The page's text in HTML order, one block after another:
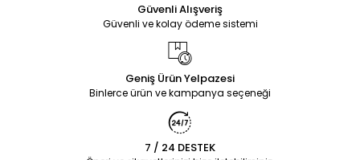
Güvenli Alışveriş
Güvenli ve kolay ödeme sistemi
Geniş Ürün Yelpazesi
Binlerce ürün ve kampanya seçeneği
7 / 24 DESTEK